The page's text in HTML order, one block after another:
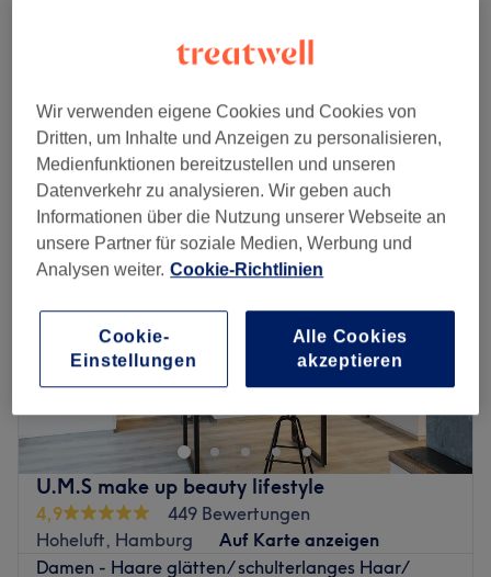
Damen - Haare glätten
Montag 08:00–20:00
Dienstag
08:00–20:00
Mittwoch
08:00–20:00
Donnerstag
08:00– 20:00
Freitag
08:00–
Samstag
Sonntag
Geschlossen
Lust auf einen erstklassigen Haarschnitt oder einen
anspruchsvollen Balayage-Look, der deine natürliche
Schönheit unterstreicht? Dann komm bei LOOK & SHINE
in Hamburg vorbei und lass dich von dem zauberhaften
und breitgefächerten Angebot rund um das Thema
Schnitte, Colorationen und Haarpflege überzeugen.
Nächste öffentliche Verkehrsmittel:
Die Station Gärtnerstraße ist nur drei Gehminuten vom
U.M.S make up beauty lifestyle
4,9
449 Bewertungen
Hoheluft, Hamburg
Auf Karte anzeigen
Damen - Haare glätten/ schulterlanges Haar/
Wir verwenden eigene Cookies und Cookies von
Dritten, um Inhalte und Anzeigen zu personalisieren,
Medienfunktionen bereitzustellen und unseren
Datenverkehr zu analysieren. Wir geben auch
Informationen über die Nutzung unserer Webseite an
unsere Partner für soziale Medien, Werbung und
Analysen weiter. Cookie-Richtlinien
Cookie-
Einstellungen
Alle Cookies
akzeptieren